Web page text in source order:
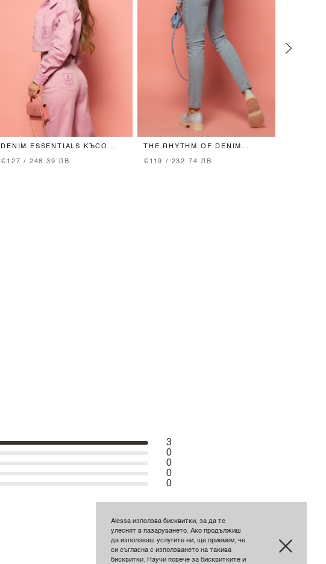
DENIM ESSENTIALS КЪСО
€127 / 248.39 ЛВ.
THE RHYTHM OF DENIM
€119 / 232.74 ЛВ.
3
0
0
0
0
Alessa използва бисквитки, за да те
улеснят в пазаруването. Ако продължиш
да използваш услугите ни, ще приемем, че
си съгласна с използването на такива
бисквитки. Научи повече за бисквитките и